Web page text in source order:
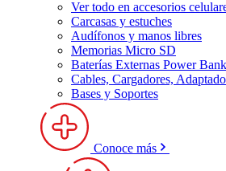
Ver todo en accesorios
Carcasas y estuches
Audífonos y manos libres
Memorias Micro SD
Baterías Externas Power Bank
Cables, Cargadores,
Bases y Soportes
Conoce más